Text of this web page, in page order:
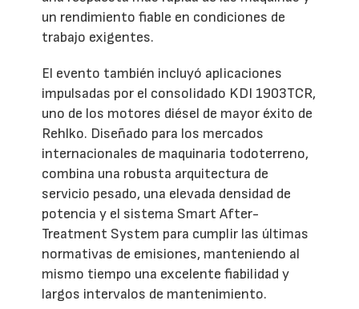
un rendimiento fiable en condiciones de
trabajo exigentes.
El evento también incluyó aplicaciones
impulsadas por el consolidado KDI 1903TCR,
uno de los motores diésel de mayor éxito de
Rehlko. Diseñado para los mercados
internacionales de maquinaria todoterreno,
combina una robusta arquitectura de
servicio pesado, una elevada densidad de
potencia y el sistema Smart After-
Treatment System para cumplir las últimas
normativas de emisiones, manteniendo al
mismo tiempo una excelente fiabilidad y
largos intervalos de mantenimiento.